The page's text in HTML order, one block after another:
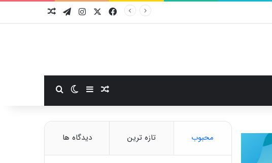
فیسبوکایکس اینستاگرام
تلگرام
نوشته تصادفی
سایدبارتغییر پوسته
محبوب تازه ترین دیدگاه ها